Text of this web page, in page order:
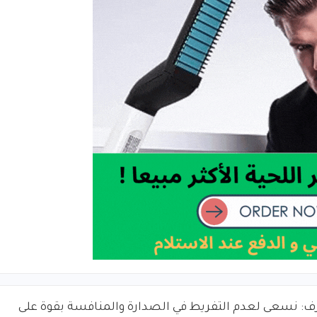
نسعى لعدم التفريط في الصدارة والمنافسة بقوة على